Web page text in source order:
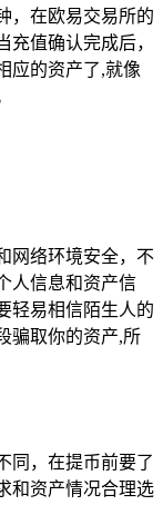
，在欧易交易所的
值确认完成后，
应的资产了,就像
网络环境安全，不
人信息和资产信
轻易相信陌生人的
骗取你的资产,所
同，在提币前要了
和资产情况合理选